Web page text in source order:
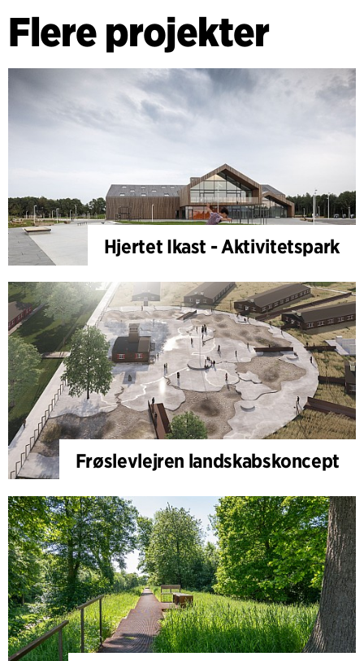
Flere projekter
Hjertet Ikast - Aktivitetspark
Frøslevlejren landskabskoncept